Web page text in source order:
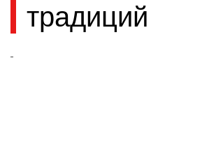
традиций